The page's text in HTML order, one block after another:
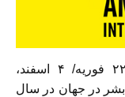
سازمان عفو بین‌الملل روز چهارشنبه ۲۲ فوریه/ ۴ اسفند،
در جهان در سال